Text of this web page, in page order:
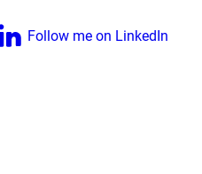
Follow me on LinkedIn